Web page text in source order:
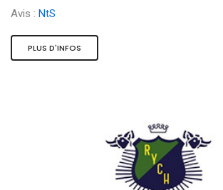
Avis : NtS
PLUS D'INFOS